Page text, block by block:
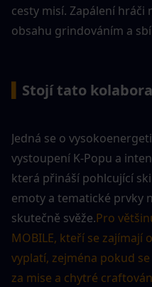
cesty misí. Zapálení
obsahu grindováním a
Stojí tato
Jedná se o
vystoupení K-Popu a
která přináší pohlcující
emoty a tematické prvky
skutečně svěže.Pro
MOBILE, kteří se zajímají
vyplatí, zejména pokud
za mise a chytré